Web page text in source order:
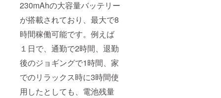
230mAhの大容量バッテリー
が搭載されており、最大で8
時間稼働可能です。例えば
１日で、通勤で2時間、退勤
後のジョギングで1時間、家
でのリラックス時に3時間使
用したとしても、電池残量